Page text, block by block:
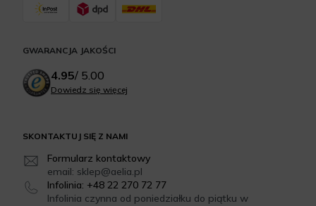
SKONTAKTUJ SIĘ Z NAMI
Formularz kontaktowy
email: sklep@aelia.pl
Infolinia: +48 22 270 72 77
Infolinia czynna od poniedziałku do piątku w
GWARANCJA JAKOŚCI
4.95/ 5.00
Dowiedz się więcej